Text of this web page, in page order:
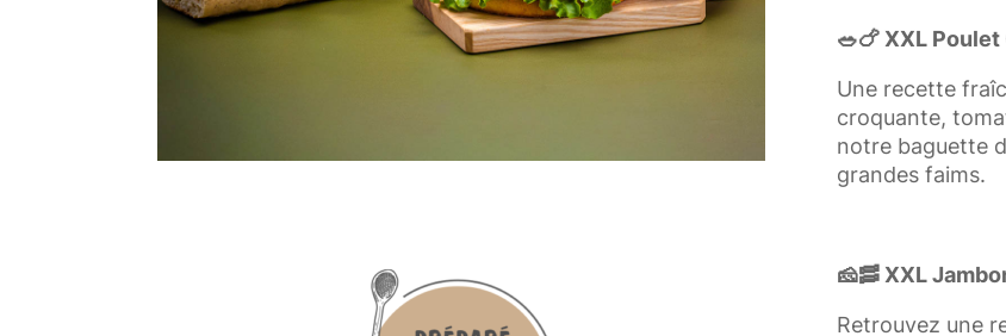
🥗🍗 XXL
Une recette
croquante,
notre baguette
grandes faims.
🧀🥓 XXL
Retrouvez une